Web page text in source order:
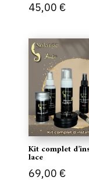
45,00 €
Kit complet
lace
69,00 €